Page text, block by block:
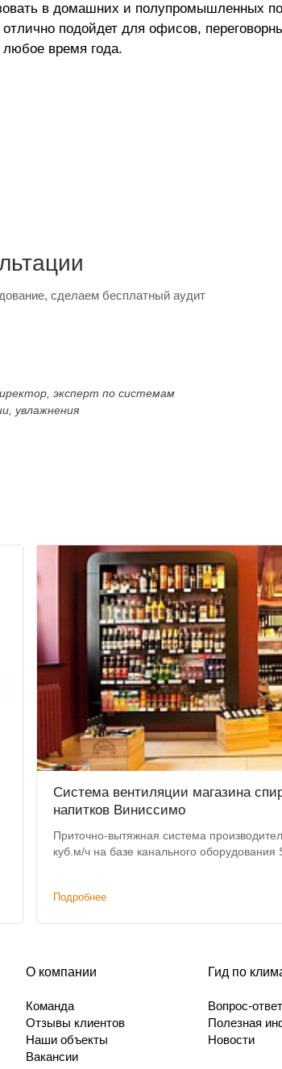
в домашних и полупромышленных
подойдет для офисов,
время года.
сделаем бесплатный аудит
эксперт по системам
увлажнения
Система вентиляции магазина
напитков Виниссимо
Приточно-вытяжная система
куб.м/ч на базе канального оборудования
Подробнее
О компании
Команда
Отзывы клиентов
Наши объекты
Вакансии
Гид по
Вопрос-ответ
Полезная
Новости